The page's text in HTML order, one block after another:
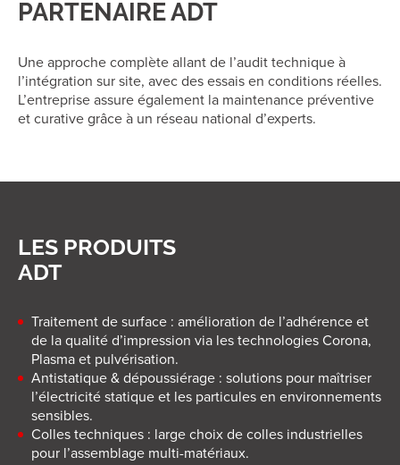
PARTENAIRE ADT
Une approche complète allant de l’audit technique à
l’intégration sur site, avec des essais en conditions réelles.
L’entreprise assure également la maintenance préventive
et curative grâce à un réseau national d’experts.
LES PRODUITS
ADT
Traitement de surface : amélioration de l’adhérence et
de la qualité d’impression via les technologies Corona,
Plasma et pulvérisation.
Antistatique & dépoussiérage : solutions pour maîtriser
l’électricité statique et les particules en environnements
sensibles.
Colles techniques : large choix de colles industrielles
pour l’assemblage multi-matériaux.